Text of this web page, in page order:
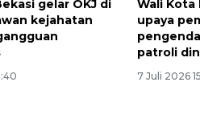
gelar OKJ di
kejahatan
Wali Kota
upaya
patroli
7 Juli 2026